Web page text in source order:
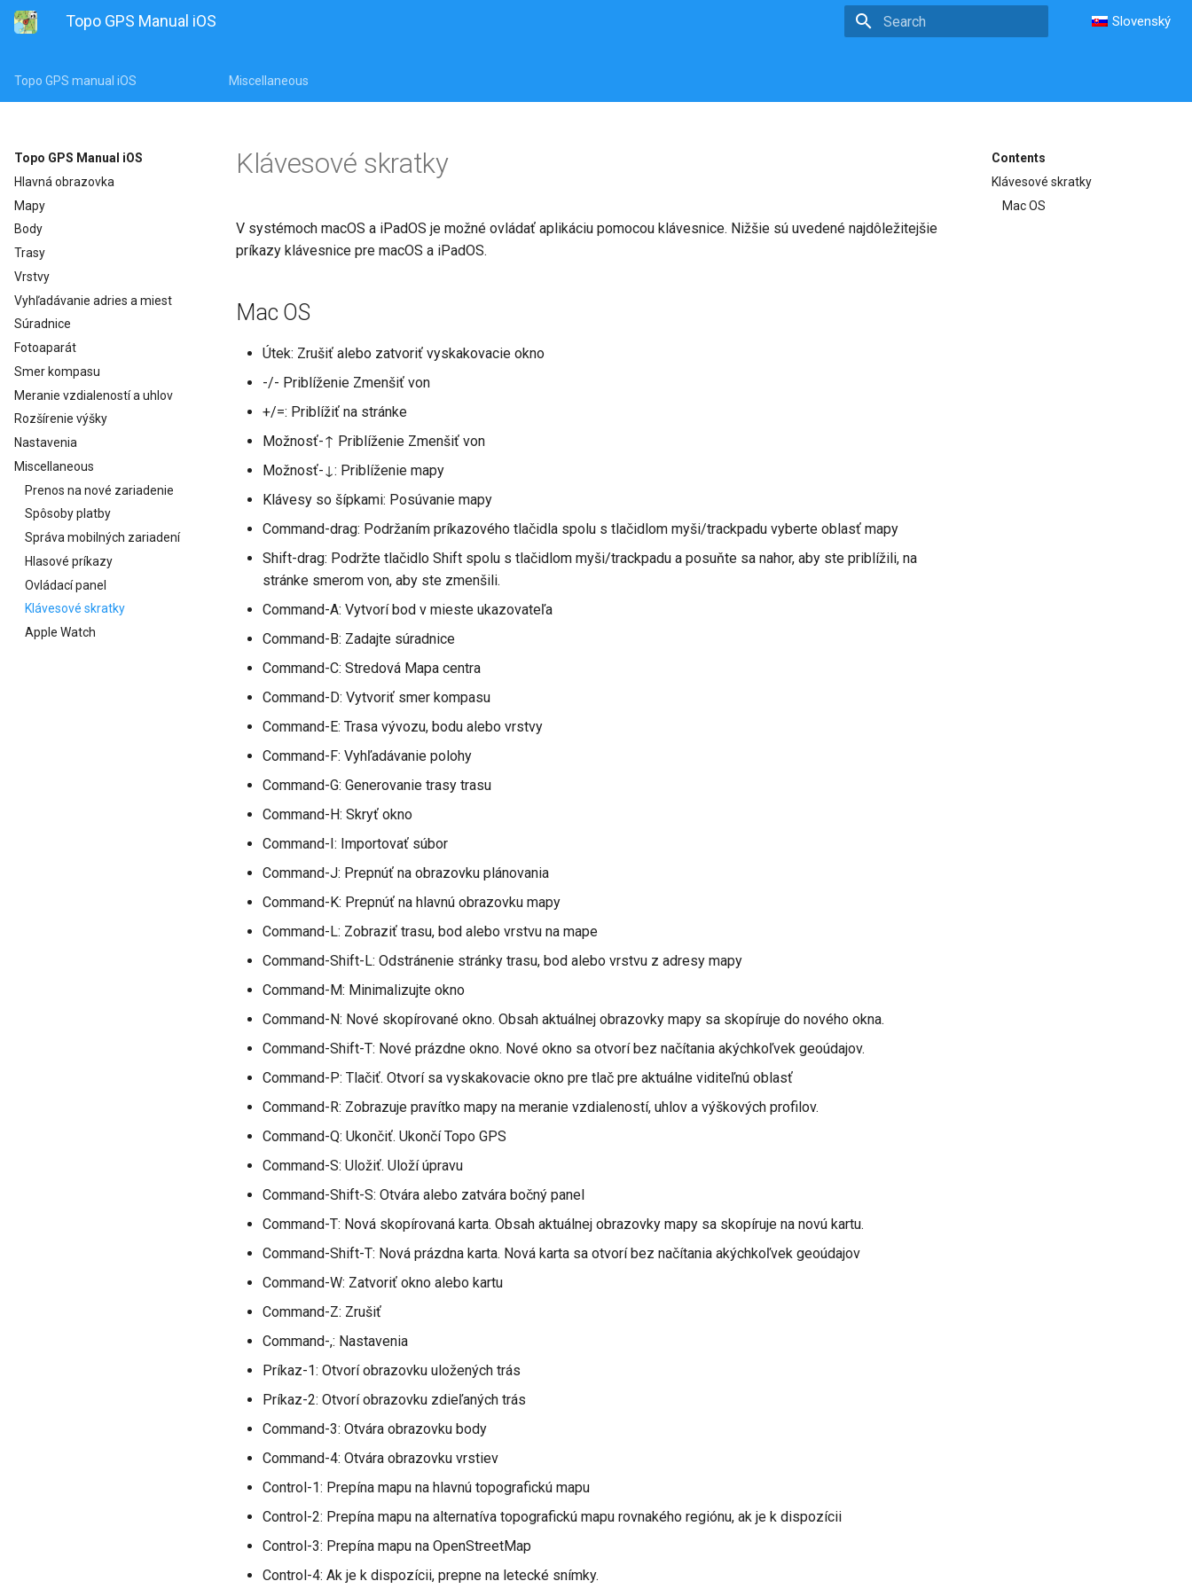
Topo GPS Manual iOS Slovenský
Topo GPS manual iOS Miscellaneous
Topo GPS Manual iOS
Hlavná obrazovka
Mapy
Body
Trasy
Vrstvy
Vyhľadávanie adries a miest
Súradnice
Fotoaparát
Smer kompasu
Meranie vzdialeností a uhlov
Rozšírenie výšky
Nastavenia
Miscellaneous
Prenos na nové zariadenie
Spôsoby platby
Správa mobilných zariadení
Hlasové príkazy
Ovládací panel
Klávesové skratky
Apple Watch
Contents
Klávesové skratky
Mac OS
Klávesové skratky
V systémoch macOS a iPadOS je možné ovládať aplikáciu pomocou klávesnice. Nižšie sú uvedené najdôležitejšie
príkazy klávesnice pre macOS a iPadOS.
Mac OS
Útek: Zrušiť alebo zatvoriť vyskakovacie okno
-/- Priblíženie Zmenšiť von
+/=: Priblížiť na stránke
Možnosť-↑ Priblíženie Zmenšiť von
Možnosť-↓: Priblíženie mapy
Klávesy so šípkami: Posúvanie mapy
Command-drag: Podržaním príkazového tlačidla spolu s tlačidlom myši/trackpadu vyberte oblasť mapy
Shift-drag: Podržte tlačidlo Shift spolu s tlačidlom myši/trackpadu a posuňte sa nahor, aby ste priblížili, na
stránke smerom von, aby ste zmenšili.
Command-A: Vytvorí bod v mieste ukazovateľa
Command-B: Zadajte súradnice
Command-C: Stredová Mapa centra
Command-D: Vytvoriť smer kompasu
Command-E: Trasa vývozu, bodu alebo vrstvy
Command-F: Vyhľadávanie polohy
Command-G: Generovanie trasy trasu
Command-H: Skryť okno
Command-I: Importovať súbor
Command-J: Prepnúť na obrazovku plánovania
Command-K: Prepnúť na hlavnú obrazovku mapy
Command-L: Zobraziť trasu, bod alebo vrstvu na mape
Command-Shift-L: Odstránenie stránky trasu, bod alebo vrstvu z adresy mapy
Command-M: Minimalizujte okno
Command-N: Nové skopírované okno. Obsah aktuálnej obrazovky mapy sa skopíruje do nového okna.
Command-Shift-T: Nové prázdne okno. Nové okno sa otvorí bez načítania akýchkoľvek geoúdajov.
Command-P: Tlačiť. Otvorí sa vyskakovacie okno pre tlač pre aktuálne viditeľnú oblasť
Command-R: Zobrazuje pravítko mapy na meranie vzdialeností, uhlov a výškových profilov.
Command-Q: Ukončiť. Ukončí Topo GPS
Command-S: Uložiť. Uloží úpravu
Command-Shift-S: Otvára alebo zatvára bočný panel
Command-T: Nová skopírovaná karta. Obsah aktuálnej obrazovky mapy sa skopíruje na novú kartu.
Command-Shift-T: Nová prázdna karta. Nová karta sa otvorí bez načítania akýchkoľvek geoúdajov
Command-W: Zatvoriť okno alebo kartu
Command-Z: Zrušiť
Command-,: Nastavenia
Príkaz-1: Otvorí obrazovku uložených trás
Príkaz-2: Otvorí obrazovku zdieľaných trás
Command-3: Otvára obrazovku body
Command-4: Otvára obrazovku vrstiev
Control-1: Prepína mapu na hlavnú topografickú mapu
Control-2: Prepína mapu na alternatíva topografickú mapu rovnakého regiónu, ak je k dispozícii
Control-3: Prepína mapu na OpenStreetMap
Control-4: Ak je k dispozícii, prepne na letecké snímky.